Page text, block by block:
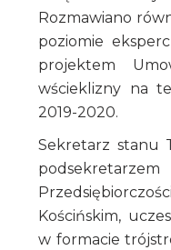
Rozmawiano
poziomie
projektem
wścieklizny na
2019-2020.
Sekretarz stanu
Kościńskim,
w formacie